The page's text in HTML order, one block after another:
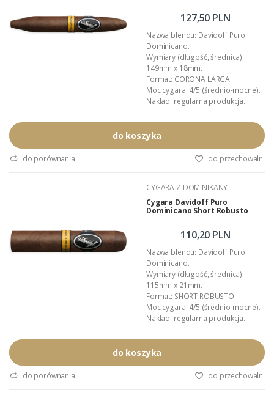
127,50 PLN
Nazwa blendu: Davidoff Puro
Dominicano.
Wymiary (długość, średnica):
149mm x 18mm.
Format: CORONA LARGA.
Moc cygara: 4/5 (średnio-mocne).
Nakład: regularna produkcja.
Manufaktura: O.K. Cigars.
Czas palenia: około 45 - 60 minut.
Wykonanie: całkowicie ręczne.
Opakowanie zbiorcze: pudełko
(5 sztuk).
Podana...
do koszyka
do porównania do przechowalni
CYGARA Z DOMINIKANY
Cygara Davidoff Puro
Dominicano Short Robusto
110,20 PLN
Nazwa blendu: Davidoff Puro
Dominicano.
Wymiary (długość, średnica):
115mm x 21mm.
Format: SHORT ROBUSTO.
Moc cygara: 4/5 (średnio-mocne).
Nakład: regularna produkcja.
Manufaktura: O.K. Cigars.
Czas palenia: około 35 - 50 minut.
Wykonanie: całkowicie ręczne.
do koszyka
do porównania do przechowalni